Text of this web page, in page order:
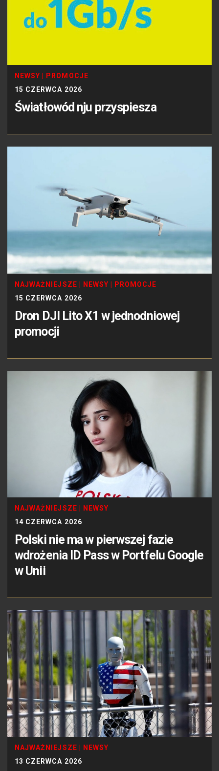
NEWSY
PROMOCJE
15 CZERWCA 2026
Światłowód nju przyspiesza
NAJWAŻNIEJSZE | NEWSY | PROMOCJE
15 CZERWCA 2026
Dron DJI Lito X1 w jednodniowej
promocji
NAJWAŻNIEJSZE
NEWSY
14 CZERWCA 2026
Polski nie ma w pierwszej fazie
wdrożenia ID Pass w Portfelu Google
w Unii
NAJWAŻNIEJSZE
NEWSY
13 CZERWCA 2026